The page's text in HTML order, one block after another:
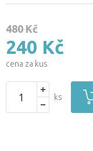
480 Kč
240 Kč
cena za kus
ks